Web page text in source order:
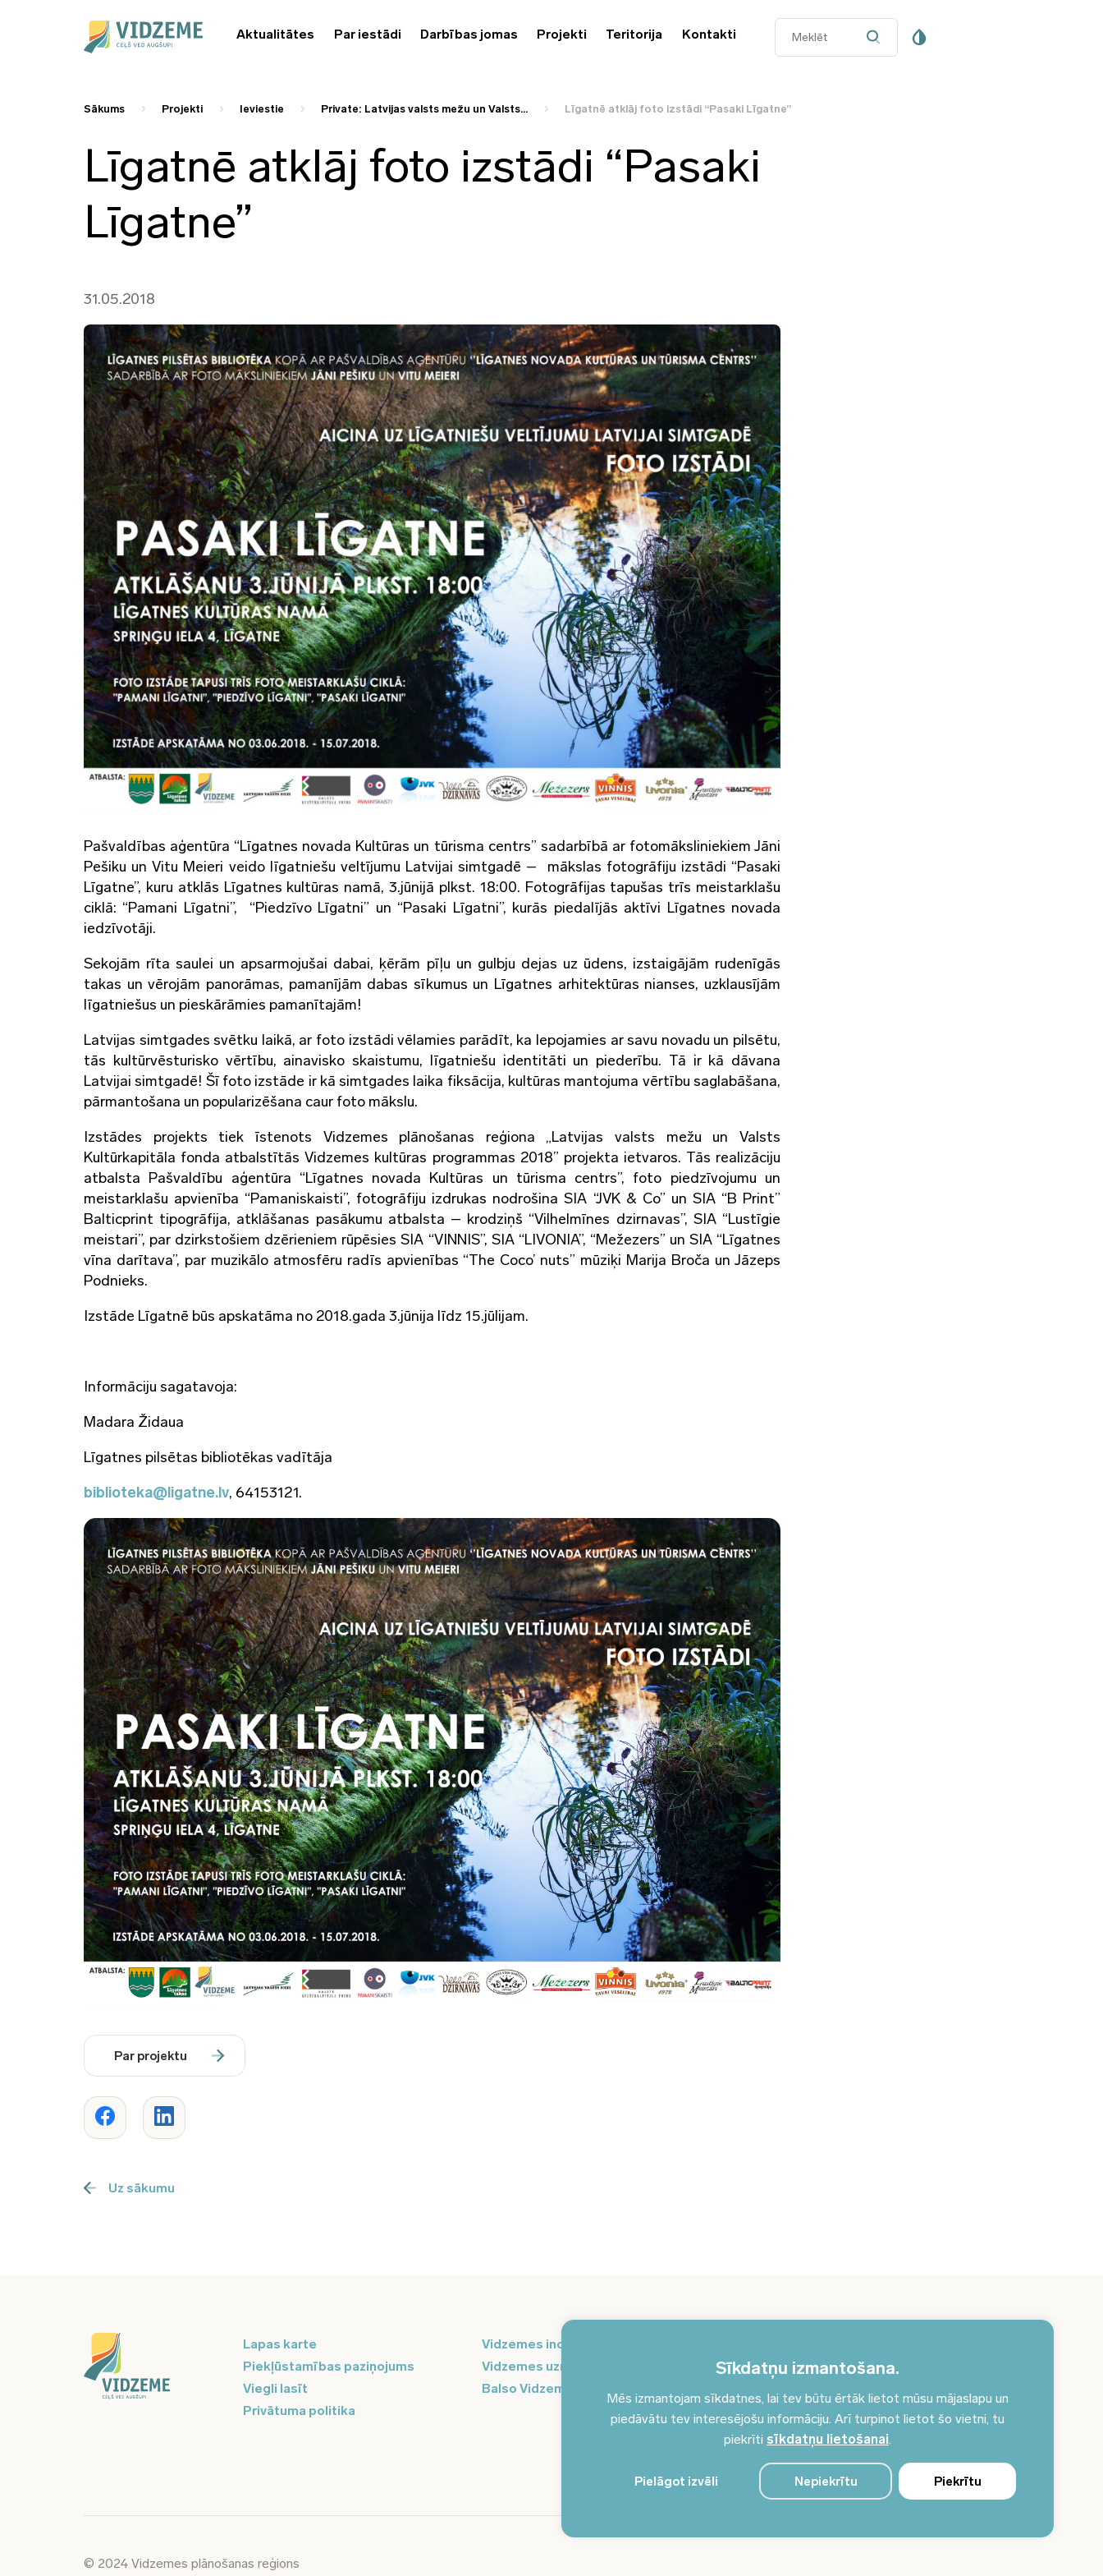
Sīkdatņu izmantošana.
Mēs izmantojam sīkdatnes, lai tev būtu ērtāk lietot mūsu mājaslapu un
piedāvātu tev interesējošu informāciju. Arī turpinot lietot šo vietni, tu
piekrīti sīkdatņu lietošanai.
Pielāgot izvēli Nepiekrītu Piekrītu
Aktualitātes Par iestādi Darbības jomas Projekti Teritorija Kontakti
Sākums Projekti Ieviestie Private: Latvijas valsts mežu un Valsts... Līgatnē atklāj foto izstādi “Pasaki Līgatne”
Līgatnē atklāj foto izstādi “Pasaki
Līgatne”
31.05.2018
Pašvaldības aģentūra “Līgatnes novada Kultūras un tūrisma centrs” sadarbībā ar fotomāksliniekiem Jāni
Pešiku un Vitu Meieri veido līgatniešu veltījumu Latvijai simtgadē – mākslas fotogrāfiju izstādi “Pasaki
Līgatne”, kuru atklās Līgatnes kultūras namā, 3.jūnijā plkst. 18:00. Fotogrāfijas tapušas trīs meistarklašu
ciklā: “Pamani Līgatni”, “Piedzīvo Līgatni” un “Pasaki Līgatni”, kurās piedalījās aktīvi Līgatnes novada
iedzīvotāji.
Sekojām rīta saulei un apsarmojušai dabai, ķērām pīļu un gulbju dejas uz ūdens, izstaigājām rudenīgās
takas un vērojām panorāmas, pamanījām dabas sīkumus un Līgatnes arhitektūras nianses, uzklausījām
līgatniešus un pieskārāmies pamanītajām!
Latvijas simtgades svētku laikā, ar foto izstādi vēlamies parādīt, ka lepojamies ar savu novadu un pilsētu,
tās kultūrvēsturisko vērtību, ainavisko skaistumu, līgatniešu identitāti un piederību. Tā ir kā dāvana
Latvijai simtgadē! Šī foto izstāde ir kā simtgades laika fiksācija, kultūras mantojuma vērtību saglabāšana,
pārmantošana un popularizēšana caur foto mākslu.
Izstādes projekts tiek īstenots Vidzemes plānošanas reģiona „Latvijas valsts mežu un Valsts
Kultūrkapitāla fonda atbalstītās Vidzemes kultūras programmas 2018” projekta ietvaros. Tās realizāciju
atbalsta Pašvaldību aģentūra “Līgatnes novada Kultūras un tūrisma centrs”, foto piedzīvojumu un
meistarklašu apvienība “Pamaniskaisti”, fotogrāfiju izdrukas nodrošina SIA “JVK & Co” un SIA “B Print”
Balticprint tipogrāfija, atklāšanas pasākumu atbalsta – krodziņš “Vilhelmīnes dzirnavas”, SIA “Lustīgie
meistari”, par dzirkstošiem dzērieniem rūpēsies SIA “VINNIS”, SIA “LIVONIA”, “Mežezers” un SIA “Līgatnes
vīna darītava”, par muzikālo atmosfēru radīs apvienības “The Coco’ nuts” mūziķi Marija Broča un Jāzeps
Podnieks.
Izstāde Līgatnē būs apskatāma no 2018.gada 3.jūnija līdz 15.jūlijam.
Informāciju sagatavoja:
Madara Židaua
Līgatnes pilsētas bibliotēkas vadītāja
biblioteka@ligatne.lv, 64153121.
Par projektu
Uz sākumu
Lapas karte
Piekļūstamības paziņojums
Viegli lasīt
Privātuma politika
Vidzemes inovāciju nedēļa
Vidzemes uzņēmējdarbības centrs
Balso Vidzeme
jaunumus savā e-pastā!
Pieteikties jaunumiem
© 2024 Vidzemes plānošanas reģions